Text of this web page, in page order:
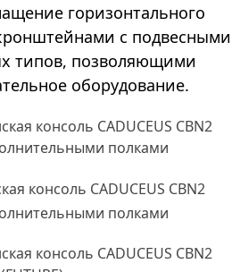
горизонтального
с подвесными
типов, позволяющими
оборудование.
консоль CADUCEUS CBN2
полками